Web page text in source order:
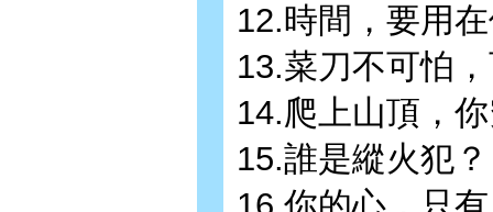
12.時間，要用
13.菜刀不可怕
14.爬上山頂，
15.誰是縱火犯？